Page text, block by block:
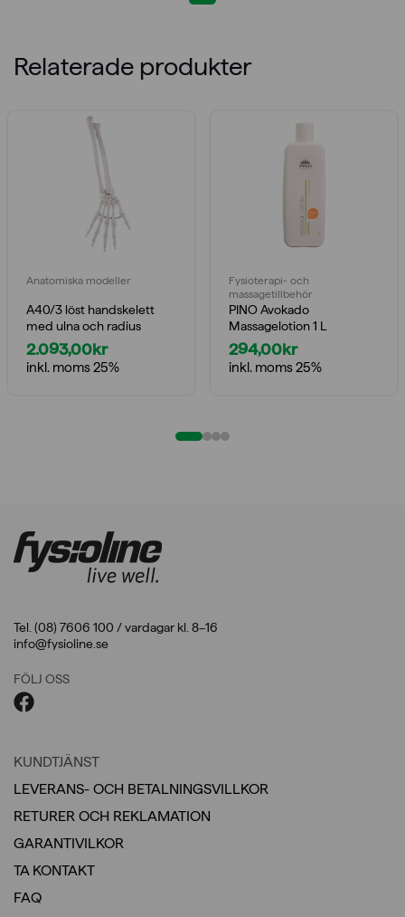
Relaterade produkter
Anatomiska modeller
A40/3 löst handskelett
med ulna och radius
2.093,00kr
inkl. moms 25%
Fysioterapi- och
massagetillbehör
PINO Avokado
Massagelotion 1 L
294,00kr
inkl. moms 25%
Tel. (08) 7606 100 / vardagar kl. 8–16
info@fysioline.se
FÖLJ OSS
KUNDTJÄNST
LEVERANS- OCH BETALNINGSVILLKOR
RETURER OCH REKLAMATION
GARANTIVILKOR
TA KONTAKT
FAQ